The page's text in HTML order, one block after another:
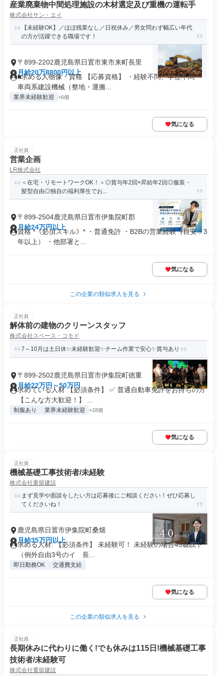
産業廃棄物中間処理施設の木材選定及び重機の運転手
株式会社サン・エイ
【未経験OK】／ほぼ残業なし／日祝休み／男女問わず幅広い年代
の方が活躍できる職場です！
〒899-2202鹿児島県日置市東市来町長里
月給20万8800円以上
■求める人物像・資格 【応募資格】 ・経験不問、学歴不問 ・
車両系建設機械（整地・運搬...
業界未経験歓迎 +6個
気になる
正社員
営業企画
LR株式会社
＜在宅・リモートワークOK！＞◎賞与年2回×昇給年2回◎服装・
髪型自由◎独自の福利厚生でお...
〒899-2504鹿児島県日置市伊集院町郡
月給24万円以上
資格 *《必須スキル》* ・普通免許 ・B2Bの営業経験（目安：3
年以上） ・他部署と...
気になる
この企業の類似求人を見る
正社員
解体前の建物のクリーンスタッフ
株式会社スペース・コモド
7～10月は土日休✨未経験歓迎✨チーム作業で安心✨賞与あり
〒899-2502鹿児島県日置市伊集院町徳重
月給22万円～50万円
求めている人材 【必須条件】 ✅ 普通自動車免許をお持ちの方
【こんな方大歓迎！】 ...
制服あり 業界未経験歓迎 +18個
気になる
正社員
機械基礎工事技術者/未経験
株式会社重留建設
まず見学や面談をしたい方は応募後にご相談ください！ぜひ応募し
てくださいね！
鹿児島県日置市伊集院町桑畑
月給35万円以上
求める人材: 【必須条件】 未経験可！ 未経験の場合45歳以下
（例外自由3号のイ 長...
即日勤務OK 交通費支給
気になる
この企業の類似求人を見る
正社員
長期休みに代わりに働く!でも休みは115日!機械基礎工事
技術者/未経験可
株式会社重留建設